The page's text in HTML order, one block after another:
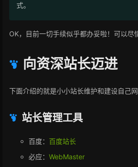
式。
OK，目前一切手续似乎都办妥啦！可以尽
向资深站长迈进
下面介绍的就是小小站长维护和建设自己网
站长管理工具
百度： 百度站长
必应： WebMaster